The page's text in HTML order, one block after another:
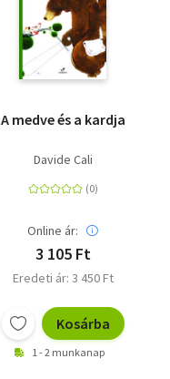
A medve és a kardja
Davide Cali
Online ár:
3 105 Ft
Eredeti ár: 3 450 Ft
Kosárba
1 - 2 munkanap